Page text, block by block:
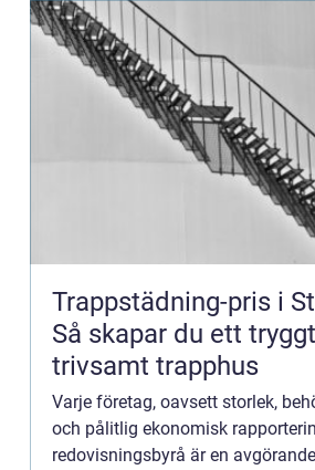
Trappstädning-pris i
Så skapar du ett
trivsamt trapphus
Varje företag, oavsett storlek,
och pålitlig ekonomisk
redovisningsbyrå är en